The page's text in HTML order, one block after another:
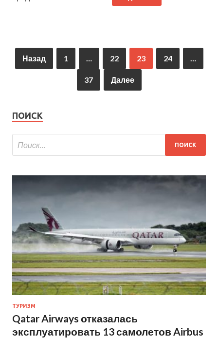
Назад 1 … 22 23 24 …
37 Далее
ПОИСК
ТУРИЗМ
Qatar Airways отказалась
эксплуатировать 13 самолетов Airbus